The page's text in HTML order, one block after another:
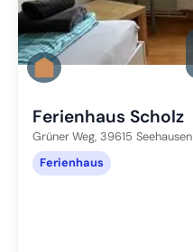
Ferienhaus Scholz
Grüner Weg, 39615 Seehausen
Ferienhaus